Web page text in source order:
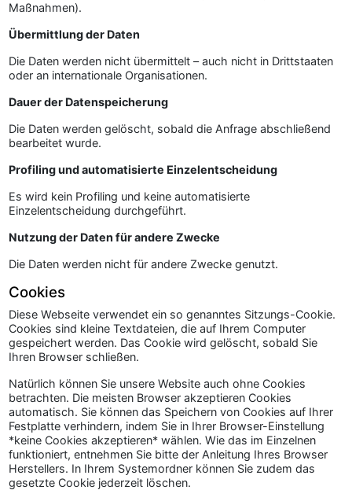
Maßnahmen).
Übermittlung der Daten
Die Daten werden nicht übermittelt – auch nicht in Drittstaaten
oder an internationale Organisationen.
Dauer der Datenspeicherung
Die Daten werden gelöscht, sobald die Anfrage abschließend
bearbeitet wurde.
Profiling und automatisierte Einzelentscheidung
Es wird kein Profiling und keine automatisierte
Einzelentscheidung durchgeführt.
Nutzung der Daten für andere Zwecke
Die Daten werden nicht für andere Zwecke genutzt.
Cookies
Diese Webseite verwendet ein so genanntes Sitzungs-Cookie.
Cookies sind kleine Textdateien, die auf Ihrem Computer
gespeichert werden. Das Cookie wird gelöscht, sobald Sie
Ihren Browser schließen.
Natürlich können Sie unsere Website auch ohne Cookies
betrachten. Die meisten Browser akzeptieren Cookies
automatisch. Sie können das Speichern von Cookies auf Ihrer
Festplatte verhindern, indem Sie in Ihrer Browser-Einstellung
*keine Cookies akzeptieren* wählen. Wie das im Einzelnen
funktioniert, entnehmen Sie bitte der Anleitung Ihres Browser
Herstellers. In Ihrem Systemordner können Sie zudem das
gesetzte Cookie jederzeit löschen.